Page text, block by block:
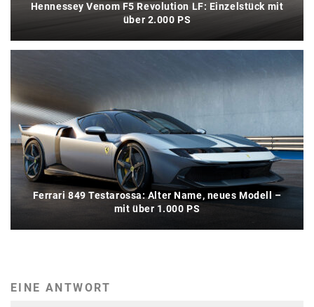
Hennessey Venom F5 Revolution LF: Einzelstück mit
über 2.000 PS
Ferrari 849 Testarossa: Alter Name, neues Modell –
mit über 1.000 PS
EINE ANTWORT